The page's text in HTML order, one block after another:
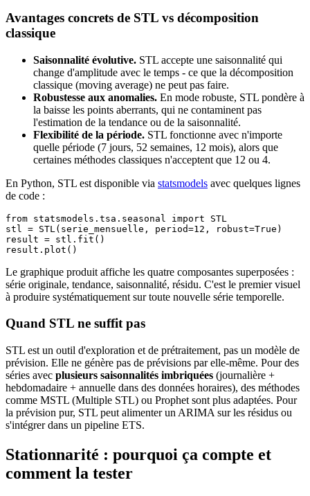
Avantages concrets de STL vs décomposition
classique
Saisonnalité évolutive. STL accepte une saisonnalité qui
change d'amplitude avec le temps - ce que la décomposition
classique (moving average) ne peut pas faire.
Robustesse aux anomalies. En mode robuste, STL pondère à
la baisse les points aberrants, qui ne contaminent pas
l'estimation de la tendance ou de la saisonnalité.
Flexibilité de la période. STL fonctionne avec n'importe
quelle période (7 jours, 52 semaines, 12 mois), alors que
certaines méthodes classiques n'acceptent que 12 ou 4.
En Python, STL est disponible via statsmodels avec quelques lignes
de code :
from statsmodels.tsa.seasonal import STL
stl = STL(serie_mensuelle, period=12, robust=True)
result = stl.fit()
Le graphique produit affiche les quatre composantes superposées :
série originale, tendance, saisonnalité, résidu. C'est le premier visuel
à produire systématiquement sur toute nouvelle série temporelle.
Quand STL ne suffit pas
STL est un outil d'exploration et de prétraitement, pas un modèle de
prévision. Elle ne génère pas de prévisions par elle-même. Pour des
séries avec plusieurs saisonnalités imbriquées (journalière +
hebdomadaire + annuelle dans des données horaires), des méthodes
comme MSTL (Multiple STL) ou Prophet sont plus adaptées. Pour
la prévision pur, STL peut alimenter un ARIMA sur les résidus ou
s'intégrer dans un pipeline ETS.
Stationnarité : pourquoi ça compte et
comment la tester